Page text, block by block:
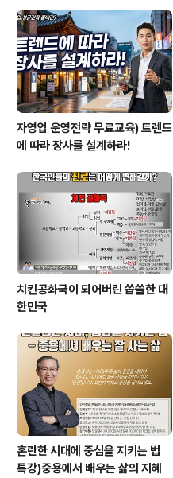
자영업 운영전략 무료교육) 트렌드
에 따라 장사를 설계하라!
치킨공화국이 되어버린 씁쓸한 대
한민국
혼란한 시대에 중심을 지키는 법
특강)중용에서 배우는 삶의 지혜